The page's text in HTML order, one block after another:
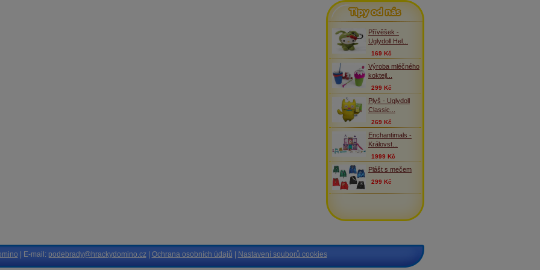
Tipy od nás
Přívěšek -
Uglydoll Hel...
169 Kč
Výroba mléčného
koktejl...
299 Kč
Plyš - Uglydoll
Classic...
269 Kč
Enchantimals -
Královst...
1999 Kč
Plášt s mečem
299 Kč
| E-mail: podebrady@hrackydomino.cz| Ochrana osobních údajů Nastavení souborů cookies